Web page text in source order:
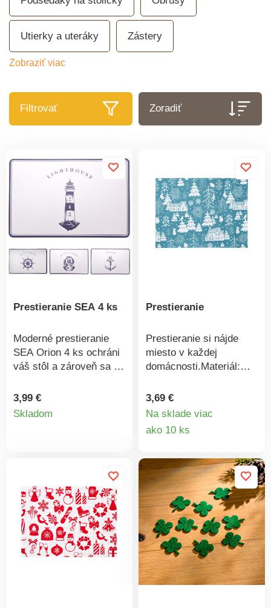
Utierky a uteráky Zástery
Zobraziť viac
Filtrovať Zoradiť
Prestieranie SEA 4 ks
Moderné prestieranie
SEA Orion 4 ks ochráni
váš stôl a zároveň sa na
vynímať. Prestieranie je
dostatočne pružné a
prestierania v rovnakom
motíve bez možnosti
výberu. Materiál: plast.
Rozmery: 28,5 x 43,5
cm.Prestieranie SEA
3,99 €
Skladom
Prestieranie
Prestieranie si nájde
miesto v každej
domácnosti.Materiál:
bavlna, 25%
recyklovaný polyester.
cm.PrestieranieZimný
3,69 €
Na sklade viac
ako 10 ks